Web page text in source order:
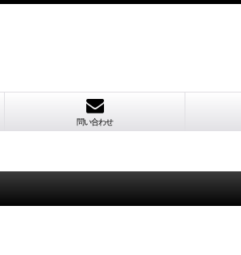
問い合わせ